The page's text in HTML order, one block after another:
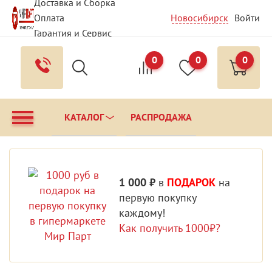
Доставка и Сборка
Оплата
Гарантия и Сервис
Вопрос - Ответ
Контакты
Новосибирск Войти
0 0 0
КАТАЛОГ РАСПРОДАЖА
1 000 ₽ в ПОДАРОК на
первую покупку
каждому!
Как получить 1000₽?